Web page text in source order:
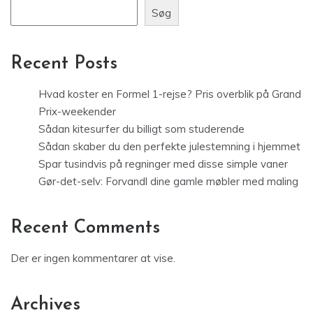
Søg
Recent Posts
Hvad koster en Formel 1-rejse? Pris overblik på Grand
Prix-weekender
Sådan kitesurfer du billigt som studerende
Sådan skaber du den perfekte julestemning i hjemmet
Spar tusindvis på regninger med disse simple vaner
Gør-det-selv: Forvandl dine gamle møbler med maling
Recent Comments
Der er ingen kommentarer at vise.
Archives